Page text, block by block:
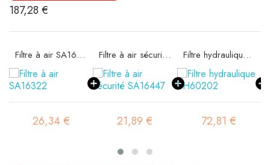
187,28 €
Filtre à air SA16322
26,34 €
Filtre à air sécurité SA16447
21,89 €
Filtre hydraulique SH60202
72,81 €